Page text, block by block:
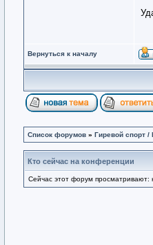
Вернуться к началу
Список форумов » Гиревой спорт
Кто сейчас на конференции
Сейчас этот форум просматривают: